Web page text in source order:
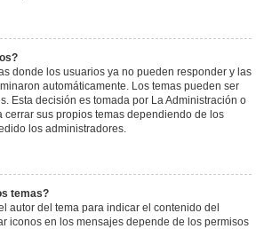
donde los usuarios ya no pueden responder y las
automáticamente. Los temas pueden ser
Esta decisión es tomada por La Administración o
cerrar sus propios temas dependiendo de los
los administradores.
temas?
autor del tema para indicar el contenido del
iconos en los mensajes depende de los permisos